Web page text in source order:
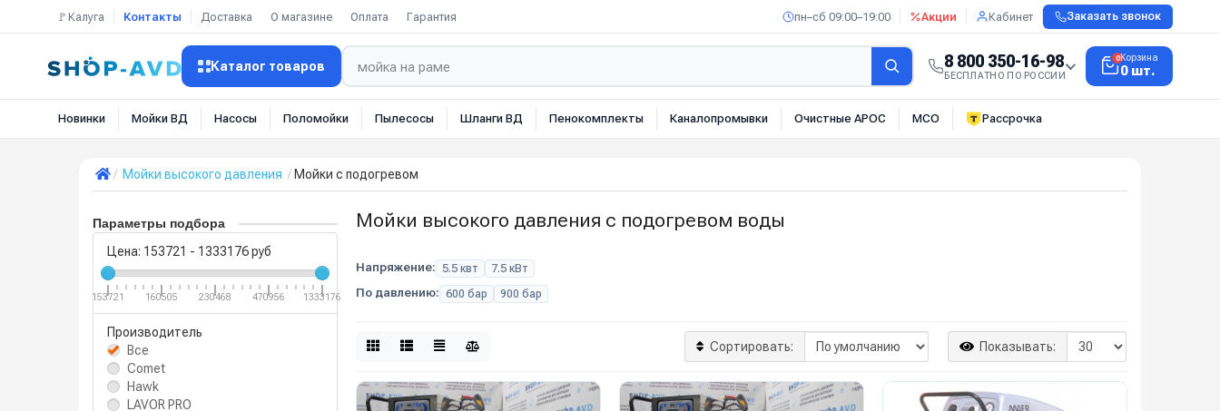
🚩Калуга Контакты Доставка О магазине Оплата Гарантия пн–сб 09:00–19:00 Акции Кабинет Заказать звонок
Каталог товаров 8 800 350-16-98
БЕСПЛАТНО ПО РОССИИ
0Корзина
0 шт.
Новинки Мойки ВД Насосы Поломойки Пылесосы Шланги ВД Пенокомплекты Каналопромывки Очистные АРОС МСО Рассрочка
Мойки высокого давления Мойки с подогревом
Параметры подбора
Цена: 153721 - 1333176руб
153721 160505 230468 470956 1333176
Производитель
Все
Comet
Hawk
LAVOR PRO
Мойки высокого давления с подогревом воды
Напряжение: 5.5 квт 7.5 кВт
По давлению: 600 бар 900 бар
Сортировать: Показывать: